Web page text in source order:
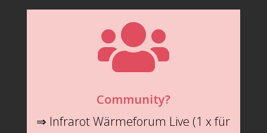

Community?
⇒ Infrarot Wärmeforum Live (1 x für